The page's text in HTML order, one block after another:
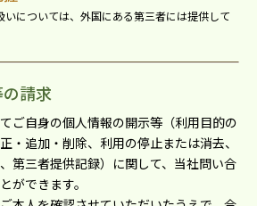
いについては、外国にある第三者には提供して
請求
ご⾃⾝の個⼈情報の開⽰等（利⽤⽬的の
・追加・削除、利⽤の停⽌または消去、
第三者提供記録）に関して、当社問い合
ができます。